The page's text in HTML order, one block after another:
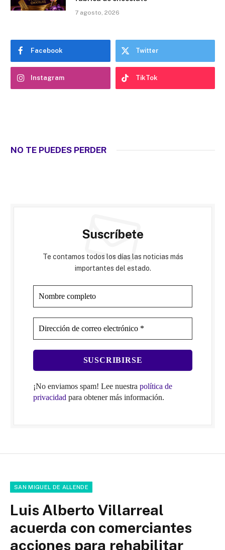
7 agosto, 2026
Facebook Twitter
Instagram TikTok
NO TE PUEDES PERDER
Suscríbete
Te contamos todos los días las noticias más
importantes del estado.
¡No enviamos spam! Lee nuestra política de
privacidad para obtener más información.
SAN MIGUEL DE ALLENDE
Luis Alberto Villarreal
acuerda con comerciantes
acciones para rehabilitar